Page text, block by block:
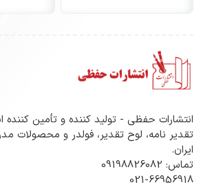
انتشارات حفظی - تولید کننده و تأمین کننده
تقدیر نامه، لوح تقدیر، فولدر و محصولات
ایران.
تماس: 09198826082
021-66956918